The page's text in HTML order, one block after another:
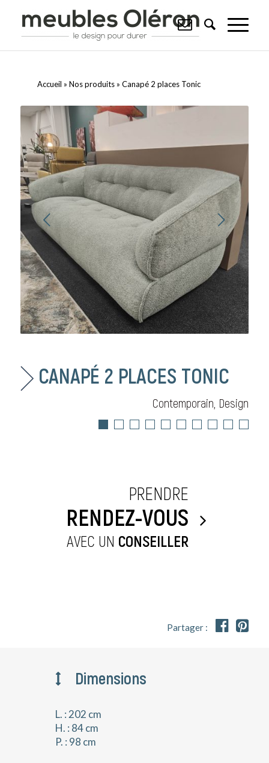
Accueil »Nos produits »Canapé 2 places Tonic
Suivant
CANAPÉ 2 PLACES TONIC
Contemporain, Design
PRENDRE
RENDEZ-VOUS
AVEC UN CONSEILLER
Partager :  
Dimensions
L. : 202 cm
H. : 84 cm
P. : 98 cm